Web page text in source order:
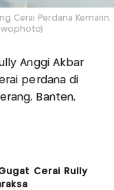
Cerai Perdana Kemarin.
Anggi Akbar
perdana di
Banten,
Cerai Rully